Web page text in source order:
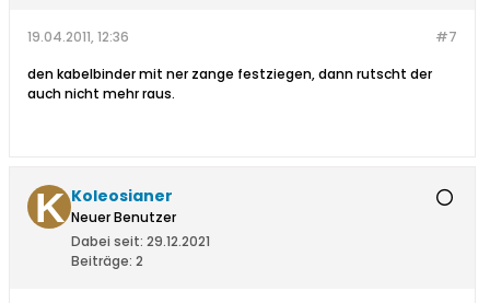
#7
19.04.2011, 12:36
den kabelbinder mit ner zange festziegen, dann rutscht der
auch nicht mehr raus.
Koleosianer
Neuer Benutzer
Dabei seit: 29.12.2021
Beiträge: 2